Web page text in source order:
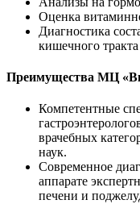
Оценка
Диагностика
кишечного тракта
Преимущества МЦ
Компетентные
врачебных
наук.
Современное
аппарате
печени и